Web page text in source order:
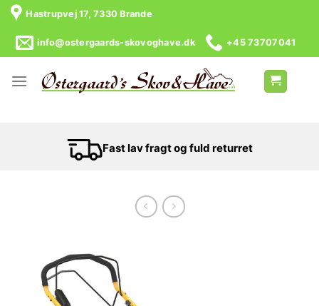
Skip
content
Hastrupvej 17, 7330 Brande
info@ostergaards-skovoghave.dk +45 73707041
Fast lav fragt og fuld returret